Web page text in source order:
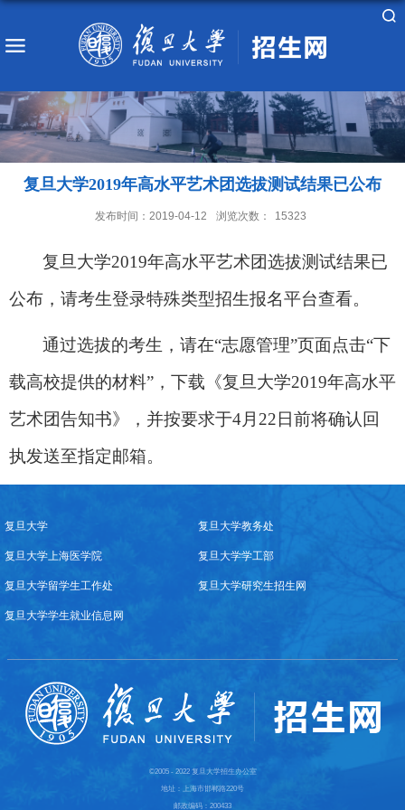
复旦大学2019年高水平艺术团选拔测试结果已公布
发布时间：2019-04-12 浏览次数： 15323
复旦大学2019年高水平艺术团选拔测试结果已
公布，请考生登录特殊类型招生报名平台查看。
通过选拔的考生，请在“志愿管理”页面点击“下
载高校提供的材料”，下载《复旦大学2019年高水平
艺术团告知书》，并按要求于4月 22 日前将确认回
执发送至指定邮箱。
复旦大学 复旦大学教务处
复旦大学上海医学院 复旦大学学工部
复旦大学留学生工作处 复旦大学研究生招生网
复旦大学学生就业信息网
©2005 - 2022 复旦大学招生办公室
地址：上海市邯郸路220号
邮政编码：200433